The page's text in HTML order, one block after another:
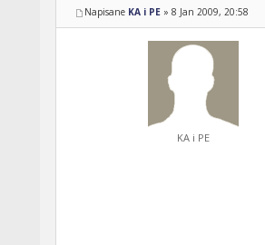
Napisane KA i PE » 8 Jan 2009, 20:58
KA i PE